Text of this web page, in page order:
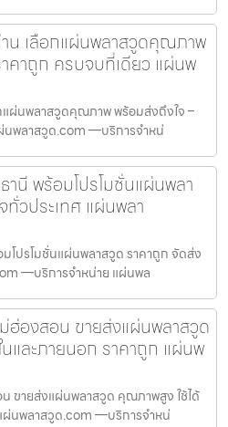
น เลือกแผ่นพลาสวูดคุณภาพ
คาถูก ครบจบที่เดียว แผ่นพ
แผ่นพลาสวูดคุณภาพ พร้อมส่งถึงใจ –
นพลาสวูด.com —บริการจำหน่
นี พร้อมโปรโมชั่นแผ่นพลา
วประเทศ แผ่นพลา
โปรโมชั่นแผ่นพลาสวูด ราคาถูก จัดส่ง
—บริการจำหน่าย แผ่นพล
ฮ่องสอน ขายส่งแผ่นพลาสวูด
และภายนอก ราคาถูก แผ่นพ
ขายส่งแผ่นพลาสวูด คุณภาพสูง ใช้ได้
ผ่นพลาสวูด.com —บริการจำหน่